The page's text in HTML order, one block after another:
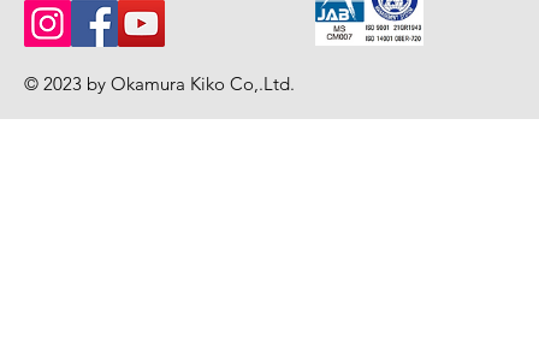
© 2023 by Okamura Kiko Co,.Ltd.